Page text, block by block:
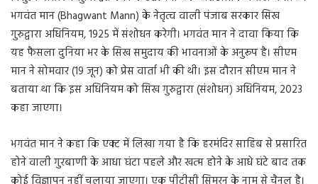
भगवंत मान (Bhagwant Mann) के नेतृत्व वाली पंजाब सरकार सिख
गुरुद्वारा अधिनियम, 1925 में संशोधन करेगी। भगवंत मान ने दावा किया कि
यह फैसला दुनिया भर के सिख समुदाय की भावनाओं के अनुरूप है। सीएम
मान ने सोमवार (19 जून) को प्रेस वार्ता भी की थी। इस दौरान सीएम मान ने
बताया था कि इस अधिनियम को सिख गुरुद्वारा (संशोधन) अधिनियम, 2023
कहा जाएगा।
भगवंत मान ने कहा कि एक्ट में लिखा गया है कि हरमंदिर साहिब से प्रसारित
होने वाली गुरबाणी के आधा घंटा पहले और खत्म होने के आधे घंटे बाद तक